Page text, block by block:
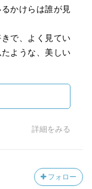
かけらは誰が見
で、よく見てい
ような、美しい
詳細をみる
フォロー